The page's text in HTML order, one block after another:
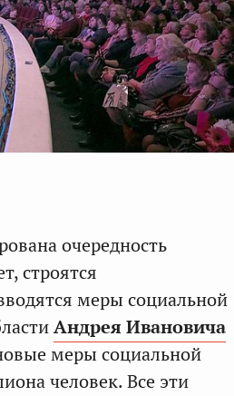
очередность
строятся
меры социальной
Андрея Ивановича
меры социальной
человек. Все эти